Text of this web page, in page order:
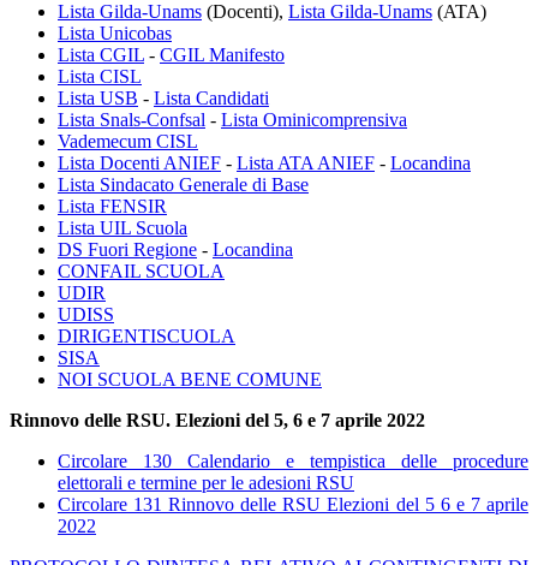
Lista Gilda-Unams (Docenti), Lista Gilda-Unams (ATA)
Lista Unicobas
Lista CGIL - CGIL Manifesto
Lista CISL
Lista USB - Lista Candidati
Lista Snals-Confsal - Lista Ominicomprensiva
Vademecum CISL
Lista Docenti ANIEF - Lista ATA ANIEF - Locandina
Lista Sindacato Generale di Base
Lista FENSIR
Lista UIL Scuola
DS Fuori Regione - Locandina
CONFAIL SCUOLA
UDIR
UDISS
DIRIGENTISCUOLA
SISA
NOI SCUOLA BENE COMUNE
Rinnovo delle RSU. Elezioni del 5, 6 e 7 aprile 2022
Circolare 130 Calendario e tempistica delle procedure
elettorali e termine per le adesioni RSU
Circolare 131 Rinnovo delle RSU Elezioni del 5 6 e 7 aprile
2022